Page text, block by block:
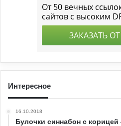
Интересное
16.10.2018
Булочки синнабон с